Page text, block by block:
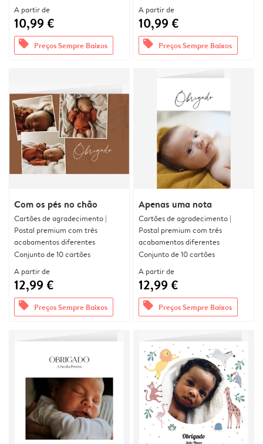
A partir de
10,99 €
offers Preços Sempre Baixos
A partir de
10,99 €
offers Preços Sempre Baixos
Com os pés no chão
Cartões de agradecimento |
Postal premium com três
acabamentos diferentes
Conjunto de 10 cartões
A partir de
12,99 €
offers Preços Sempre Baixos
Apenas uma nota
Cartões de agradecimento |
Postal premium com três
acabamentos diferentes
Conjunto de 10 cartões
A partir de
12,99 €
offers Preços Sempre Baixos